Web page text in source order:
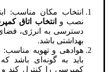
انتخاب مکان مناسب:
نصب و
انتخاب اتاق
دسترسی به انرژی،
بهداشتی باشد.
هوادهی و تهویه مناسب:
باید به گونه‌ای باشد
کمپرسی را کنترل کند و